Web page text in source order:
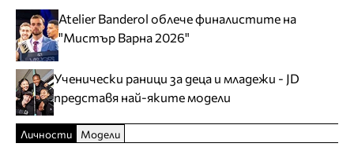
Atelier Banderol облече финалистите на
"Мистър Варна 2026"
Ученически раници за деца и младежи - JD
представя най-яките модели
Личности Модели